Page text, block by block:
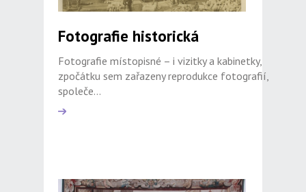
Fotografie historická
Fotografie místopisné – i vizitky a kabinetky,
zpočátku sem zařazeny reprodukce fotografií,
společe...